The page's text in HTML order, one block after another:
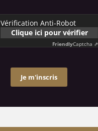
Vérification Anti-Robot
Clique ici pour vérifier
FriendlyCaptcha ⇗
Je m'inscris